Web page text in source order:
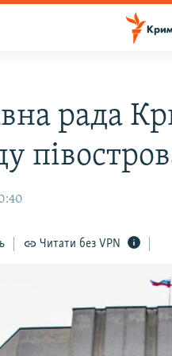
рада
Читати без VPN